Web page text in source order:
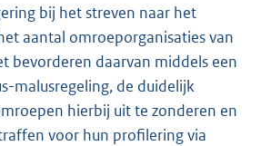
bij het streven naar het
aantal omroeporganisaties van
bevorderen daarvan middels een
malusregeling, de duidelijk
hierbij uit te zonderen en
voor hun profilering via